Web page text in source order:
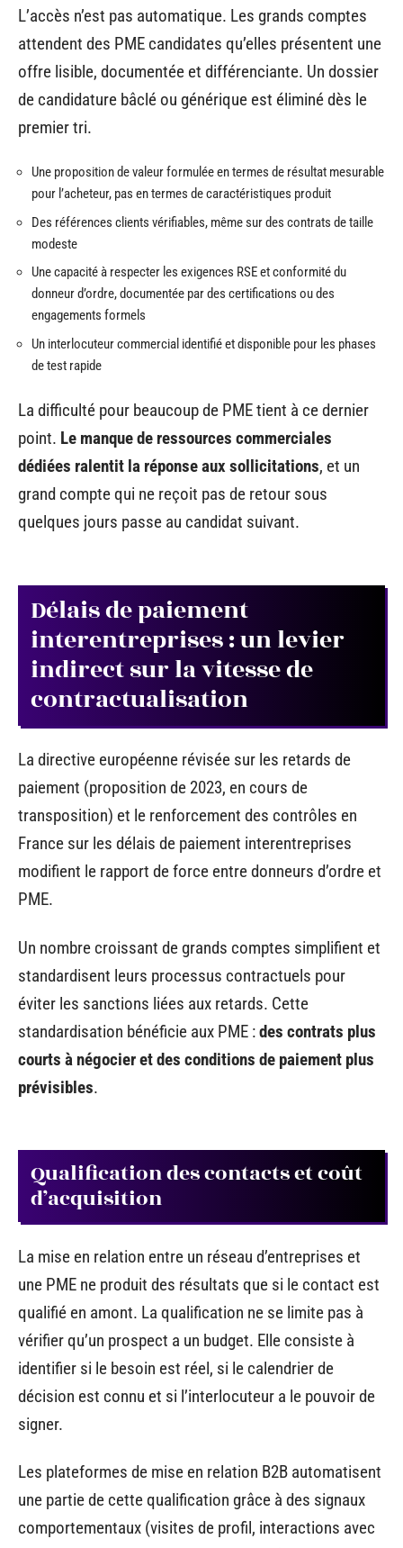
L’accès n’est pas automatique. Les grands comptes
attendent des PME candidates qu’elles présentent une
offre lisible, documentée et différenciante. Un dossier
de candidature bâclé ou générique est éliminé dès le
premier tri.
Une proposition de valeur formulée en termes de résultat mesurable
pour l’acheteur, pas en termes de caractéristiques produit
Des références clients vérifiables, même sur des contrats de taille
modeste
Une capacité à respecter les exigences RSE et conformité du
donneur d’ordre, documentée par des certifications ou des
engagements formels
Un interlocuteur commercial identifié et disponible pour les phases
de test rapide
La difficulté pour beaucoup de PME tient à ce dernier
point. Le manque de ressources commerciales
dédiées ralentit la réponse aux sollicitations, et un
grand compte qui ne reçoit pas de retour sous
quelques jours passe au candidat suivant.
Délais de paiement
interentreprises : un levier
indirect sur la vitesse de
contractualisation
La directive européenne révisée sur les retards de
paiement (proposition de 2023, en cours de
transposition) et le renforcement des contrôles en
France sur les délais de paiement interentreprises
modifient le rapport de force entre donneurs d’ordre et
PME.
Un nombre croissant de grands comptes simplifient et
standardisent leurs processus contractuels pour
éviter les sanctions liées aux retards. Cette
standardisation bénéficie aux PME :des contrats plus
courts à négocier et des conditions de paiement plus
prévisibles.
Qualification des contacts et coût
d’acquisition
La mise en relation entre un réseau d’entreprises et
une PME ne produit des résultats que si le contact est
qualifié en amont. La qualification ne se limite pas à
vérifier qu’un prospect a un budget. Elle consiste à
identifier si le besoin est réel, si le calendrier de
décision est connu et si l’interlocuteur a le pouvoir de
signer.
Les plateformes de mise en relation B2B automatisent
une partie de cette qualification grâce à des signaux
comportementaux (visites de profil, interactions avec